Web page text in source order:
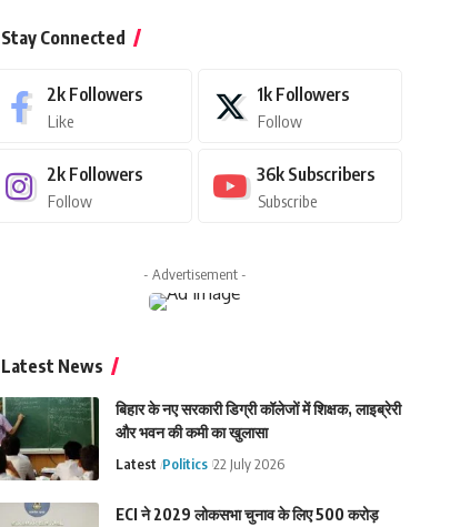
Stay Connected
2k Followers
Like
1k Followers
Follow
2k Followers
Follow
36k Subscribers
Subscribe
- Advertisement -
Latest News
बिहार के नए सरकारी डिग्री कॉलेजों में शिक्षक, लाइब्रेरी
और भवन की कमी का खुलासा
Latest Politics 22 July 2026
ECI ने 2029 लोकसभा चुनाव के लिए 500 करोड़